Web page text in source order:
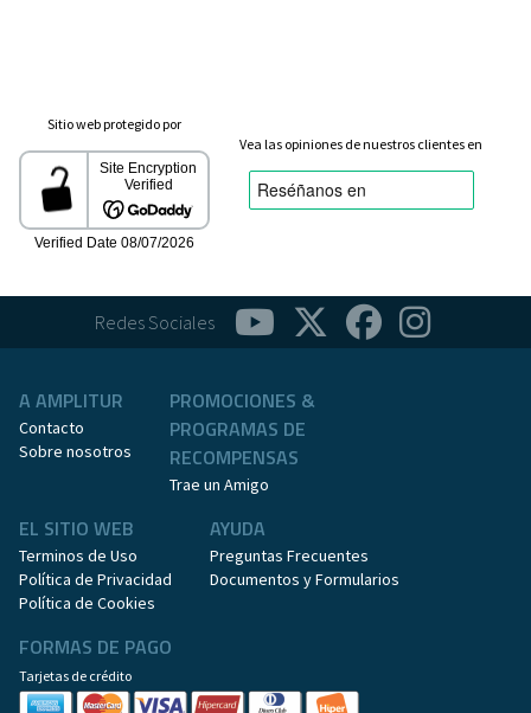
Sitio web protegido por
Vea las opiniones de nuestros clientes en
Redes Sociales
A AMPLITUR
Contacto
Sobre nosotros
PROMOCIONES &
PROGRAMAS DE
RECOMPENSAS
Trae un Amigo
EL SITIO WEB
Terminos de Uso
Política de Privacidad
Política de Cookies
AYUDA
Preguntas Frecuentes
Documentos y Formularios
FORMAS DE PAGO
Tarjetas de crédito